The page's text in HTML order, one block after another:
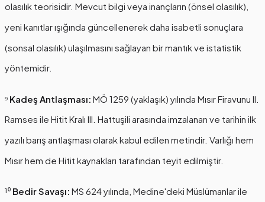
olasılık teorisidir. Mevcut bilgi veya inançların (önsel olasılık),
yeni kanıtlar ışığında güncellenerek daha isabetli sonuçlara
(sonsal olasılık) ulaşılmasını sağlayan bir mantık ve istatistik
yöntemidir.
⁹ Kadeş Antlaşması: MÖ 1259 (yaklaşık) yılında Mısır Firavunu II.
Ramses ile Hitit Kralı III. Hattuşili arasında imzalanan ve tarihin ilk
yazılı barış antlaşması olarak kabul edilen metindir. Varlığı hem
Mısır hem de Hitit kaynakları tarafından teyit edilmiştir.
¹⁰ Bedir Savaşı: MS 624 yılında, Medine'deki Müslümanlar ile